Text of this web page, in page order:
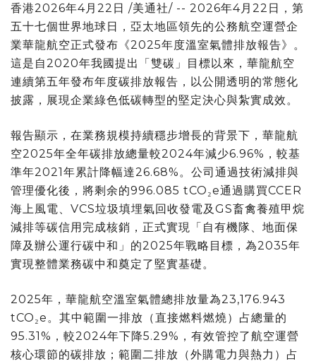
香港2026年4月22日 /美通社/ -- 2026年4月22日，第
五十七個世界地球日，亞太地區領先的公務航空運營企
業華龍航空正式發布《2025年度溫室氣體排放報告》。
這是自2020年我國提出「雙碳」目標以來，華龍航空
連續第五年發布年度碳排放報告，以公開透明的常態化
披露，展現企業綠色低碳轉型的堅定決心與紮實成效。
報告顯示，在業務規模持續穩步增長的背景下，華龍航
空2025年全年碳排放總量較2024年減少6.96%，較基
準年2021年累計降幅達26.68%。公司通過技術減排與
管理優化後，將剩余的996.085 tCO₂e通過購買CCER
海上風電、VCS垃圾填埋氣回收發電及GS畜禽養殖甲烷
減排等碳信用完成核銷，正式實現「自有機隊、地面保
障及辦公運行碳中和」的2025年戰略目標，為2035年
實現整體業務碳中和奠定了堅實基礎。
2025年，華龍航空溫室氣體總排放量為23,176.943
tCO₂e。其中範圍一排放（直接燃料燃燒）占總量的
95.31%，較2024年下降5.29%，有效管控了航空運營
核心環節的碳排放；範圍二排放（外購電力與熱力）占